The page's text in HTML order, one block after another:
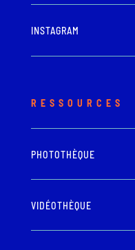
INSTAGRAM
RESSOURCES
PHOTOTHÈQUE
VIDÉOTHÈQUE